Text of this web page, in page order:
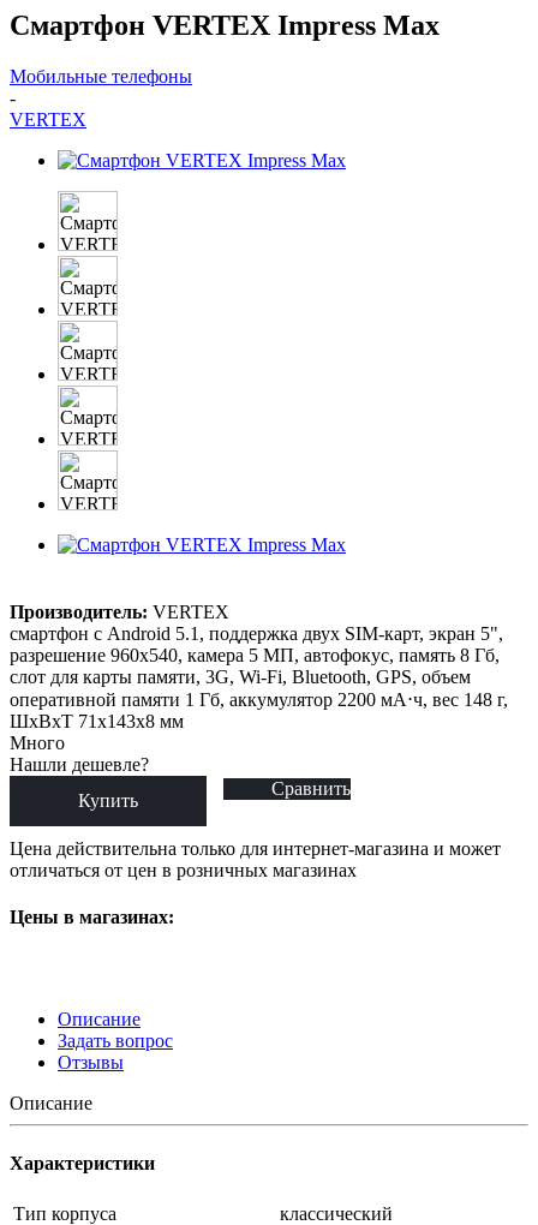
Смартфон VERTEX Impress Max
Мобильные телефоны
-
VERTEX
Производитель: VERTEX
смартфон с Android 5.1, поддержка двух SIM-карт, экран 5",
разрешение 960x540, камера 5 МП, автофокус, память 8 Гб,
слот для карты памяти, 3G, Wi-Fi, Bluetooth, GPS, объем
оперативной памяти 1 Гб, аккумулятор 2200 мА⋅ч, вес 148 г,
ШxВxТ 71x143x8 мм
Много
Нашли дешевле?
Купить
Сравнить
Цена действительна только для интернет-магазина и может
отличаться от цен в розничных магазинах
Цены в магазинах:
Описание
Задать вопрос
Отзывы
Описание
Характеристики
Тип корпуса
классический